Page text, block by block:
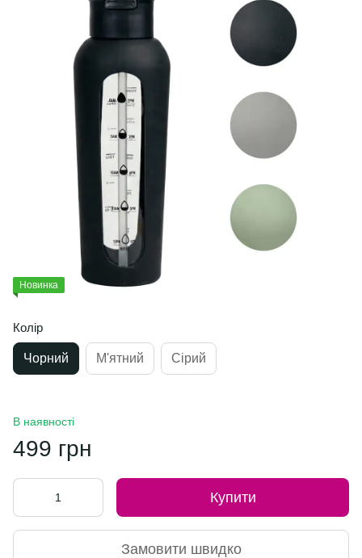
Новинка
Колір
Чорний М'ятний Сірий
В наявності
499 грн
Купити
Замовити швидко